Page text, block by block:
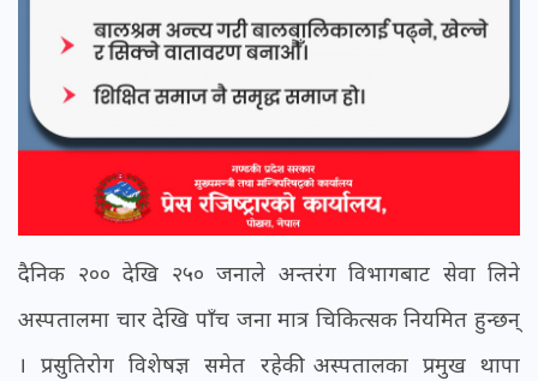
दैनिक २०० देखि २५० जनाले अन्तरंग विभागबाट सेवा लिने
अस्पतालमा चार देखि पाँच जना मात्र चिकित्सक नियमित हुन्छन्
। प्रसुतिरोग विशेषज्ञ समेत रहेकी अस्पतालका प्रमुख थापा